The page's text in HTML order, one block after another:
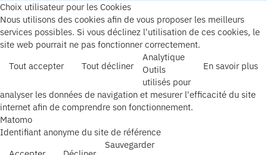
Choix utilisateur pour les Cookies
Nous utilisons des cookies afin de vous proposer les meilleurs
services possibles. Si vous déclinez l'utilisation de ces cookies, le
site web pourrait ne pas fonctionner correctement.
Tout accepter
Tout décliner En savoir plus
Analytique
Outils
utilisés pour
analyser les données de navigation et mesurer l'efficacité du site
internet afin de comprendre son fonctionnement.
Matomo
Identifiant anonyme du site de référence
Sauvegarder